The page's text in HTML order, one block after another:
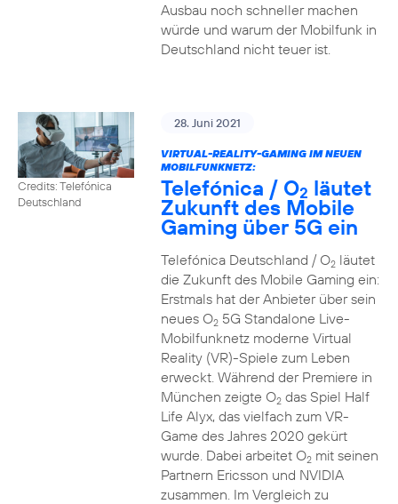
Ausbau noch schneller machen
würde und warum der Mobilfunk in
Deutschland nicht teuer ist.
Credits: Telefónica
Deutschland
28. Juni 2021
VIRTUAL-REALITY-GAMING IM NEUEN
MOBILFUNKNETZ:
Telefónica / O2 läutet
Zukunft des Mobile
Gaming über 5G ein
Telefónica Deutschland / O2läutet
die Zukunft des Mobile Gaming ein:
Erstmals hat der Anbieter über sein
neues O25G Standalone Live-
Mobilfunknetz moderne Virtual
Reality (VR)-Spiele zum Leben
erweckt. Während der Premiere in
München zeigte O2das Spiel Half
Life Alyx, das vielfach zum VR-
Game des Jahres 2020 gekürt
wurde. Dabei arbeitet O2mit seinen
Partnern Ericsson und NVIDIA
zusammen. Im Vergleich zu